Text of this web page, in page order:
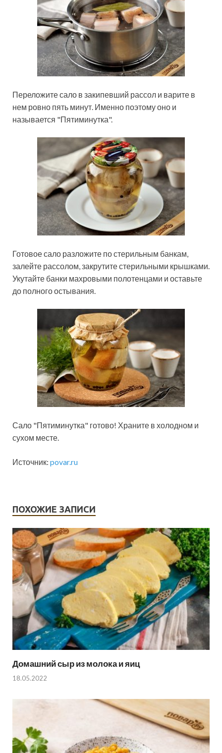
Переложите сало в закипевший рассол и варите в
нем ровно пять минут. Именно поэтому оно и
называется "Пятиминутка".
Готовое сало разложите по стерильным банкам,
залейте рассолом, закрутите стерильными крышками.
Укутайте банки махровыми полотенцами и оставьте
до полного остывания.
Сало "Пятиминутка" готово! Храните в холодном и
сухом месте.
Источник: povar.ru
ПОХОЖИЕ ЗАПИСИ
Домашний сыр из молока и яиц
18.05.2022